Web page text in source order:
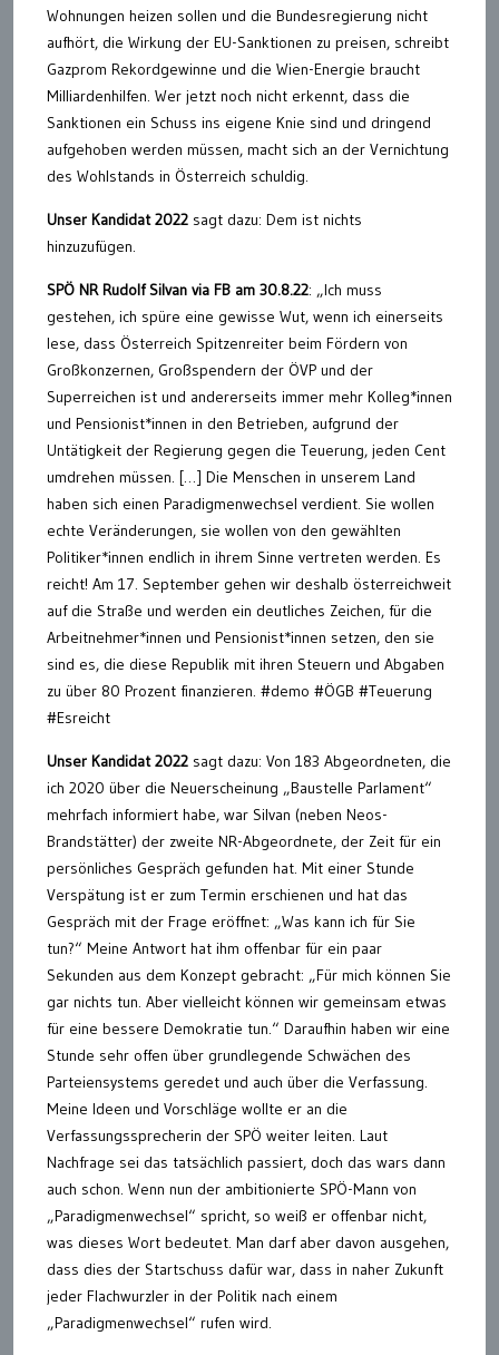
Wohnungen heizen sollen und die Bundesregierung nicht
aufhört, die Wirkung der EU-Sanktionen zu preisen, schreibt
Gazprom Rekordgewinne und die Wien-Energie braucht
Milliardenhilfen. Wer jetzt noch nicht erkennt, dass die
Sanktionen ein Schuss ins eigene Knie sind und dringend
aufgehoben werden müssen, macht sich an der Vernichtung
des Wohlstands in Österreich schuldig.
Unser Kandidat 2022 sagt dazu: Dem ist nichts
hinzuzufügen.
SPÖ NR Rudolf Silvan via FB am 30.8.22: „Ich muss
gestehen, ich spüre eine gewisse Wut, wenn ich einerseits
lese, dass Österreich Spitzenreiter beim Fördern von
Großkonzernen, Großspendern der ÖVP und der
Superreichen ist und andererseits immer mehr Kolleg*innen
und Pensionist*innen in den Betrieben, aufgrund der
Untätigkeit der Regierung gegen die Teuerung, jeden Cent
umdrehen müssen. […] Die Menschen in unserem Land
haben sich einen Paradigmenwechsel verdient. Sie wollen
echte Veränderungen, sie wollen von den gewählten
Politiker*innen endlich in ihrem Sinne vertreten werden. Es
reicht! Am 17. September gehen wir deshalb österreichweit
auf die Straße und werden ein deutliches Zeichen, für die
Arbeitnehmer*innen und Pensionist*innen setzen, den sie
sind es, die diese Republik mit ihren Steuern und Abgaben
zu über 80 Prozent finanzieren. #demo #ÖGB #Teuerung
#Esreicht
Unser Kandidat 2022 sagt dazu: Von 183 Abgeordneten, die
ich 2020 über die Neuerscheinung „Baustelle Parlament“
mehrfach informiert habe, war Silvan (neben Neos-
Brandstätter) der zweite NR-Abgeordnete, der Zeit für ein
persönliches Gespräch gefunden hat. Mit einer Stunde
Verspätung ist er zum Termin erschienen und hat das
Gespräch mit der Frage eröffnet: „Was kann ich für Sie
tun?“ Meine Antwort hat ihm offenbar für ein paar
Sekunden aus dem Konzept gebracht: „Für mich können Sie
gar nichts tun. Aber vielleicht können wir gemeinsam etwas
für eine bessere Demokratie tun.“ Daraufhin haben wir eine
Stunde sehr offen über grundlegende Schwächen des
Parteiensystems geredet und auch über die Verfassung.
Meine Ideen und Vorschläge wollte er an die
Verfassungssprecherin der SPÖ weiter leiten. Laut
Nachfrage sei das tatsächlich passiert, doch das wars dann
auch schon. Wenn nun der ambitionierte SPÖ-Mann von
„Paradigmenwechsel“ spricht, so weiß er offenbar nicht,
was dieses Wort bedeutet. Man darf aber davon ausgehen,
dass dies der Startschuss dafür war, dass in naher Zukunft
jeder Flachwurzler in der Politik nach einem
„Paradigmenwechsel“ rufen wird.